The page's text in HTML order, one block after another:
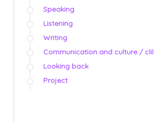
Speaking
Listening
Writing
Communication and culture / clil
Looking back
Project